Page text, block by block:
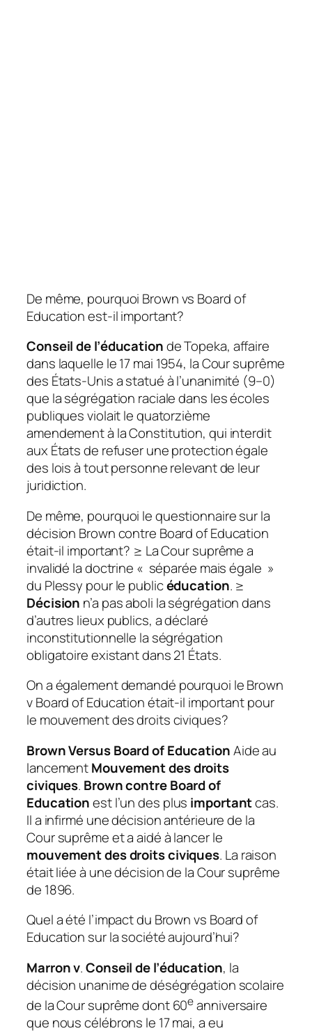
De même, pourquoi Brown vs Board of
Education est-il important?
Conseil de l’éducationde Topeka, affaire
dans laquelle le 17 mai 1954, la Cour suprême
des États-Unis a statué à l’unanimité (9–0)
que la ségrégation raciale dans les écoles
publiques violait le quatorzième
amendement à la Constitution, qui interdit
aux États de refuser une protection égale
des lois à tout personne relevant de leur
juridiction.
De même, pourquoi le questionnaire sur la
décision Brown contre Board of Education
était-il important? ≥ La Cour suprême a
invalidé la doctrine « séparée mais égale »
du Plessy pour le publicéducation. ≥
Décision n’a pas aboli la ségrégation dans
d’autres lieux publics, a déclaré
inconstitutionnelle la ségrégation
obligatoire existant dans 21 États.
On a également demandé pourquoi le Brown
v Board of Education était-il important pour
le mouvement des droits civiques?
Brown Versus Board of EducationAide au
lancementMouvement des droits
civiques. Brown contre Board of
Educationest l’un des plus importantcas.
Il a infirmé une décision antérieure de la
Cour suprême et a aidé à lancer le
mouvement des droits civiques. La raison
était liée à une décision de la Cour suprême
de 1896.
Quel a été l’impact du Brown vs Board of
Education sur la société aujourd’hui?
Marron v.Conseil de l’éducation, la
décision unanime de déségrégation scolaire
de la Cour suprême dont 60eanniversaire
que nous célébrons le 17 mai, a eu